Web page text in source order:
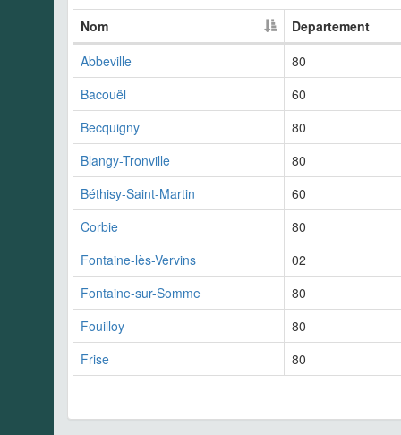
Nom
Departement
Abbeville
80
Bacouël
60
Becquigny
80
Blangy-Tronville
80
Béthisy-Saint-Martin
60
Corbie
80
Fontaine-lès-Vervins
02
Fontaine-sur-Somme
80
Fouilloy
80
Frise
80